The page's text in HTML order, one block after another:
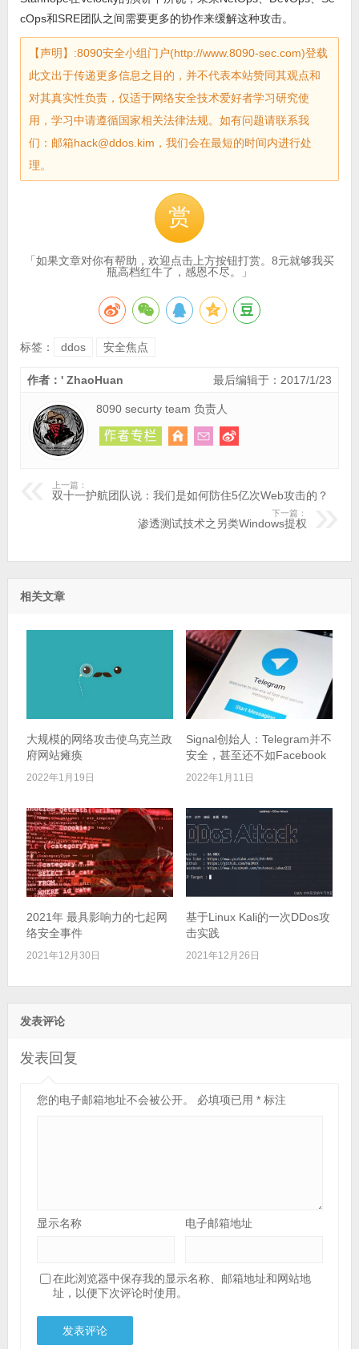
cOps和SRE团队之间需要更多的协作来缓解这种攻击。
【声明】:8090安全小组门户(http://www.8090-sec.com)登载
此文出于传递更多信息之目的，并不代表本站赞同其观点和
对其真实性负责，仅适于网络安全技术爱好者学习研究使
用，学习中请遵循国家相关法律法规。如有问题请联系我
们：邮箱hack@ddos.kim，我们会在最短的时间内进行处
理。
赏
「如果文章对你有帮助，欢迎点击上方按钮打赏。8元就够我买
瓶高档红牛了，感恩不尽。」
标签： ddos 安全焦点
最后编辑于：2017/1/23
作者：' ZhaoHuan
8090 securty team 负责人
上一篇：
双十一护航团队说：我们是如何防住5亿次Web攻击的？
下一篇：
渗透测试技术之另类Windows提权
相关文章
大规模的网络攻击使乌克兰政
府网站瘫痪
2022年1月19日
Signal创始人：Telegram并不
安全，甚至还不如Facebook
2022年1月11日
2021年 最具影响力的七起网
络安全事件
2021年12月30日
基于Linux Kali的一次DDos攻
击实践
2021年12月26日
发表评论
发表回复
您的电子邮箱地址不会被公开。 必填项已用 *标注
显示名称 电子邮箱地址
在此浏览器中保存我的显示名称、邮箱地址和网站地
址，以便下次评论时使用。